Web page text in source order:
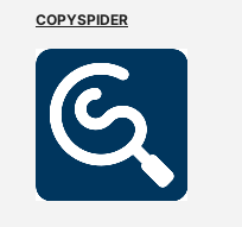
COPYSPIDER